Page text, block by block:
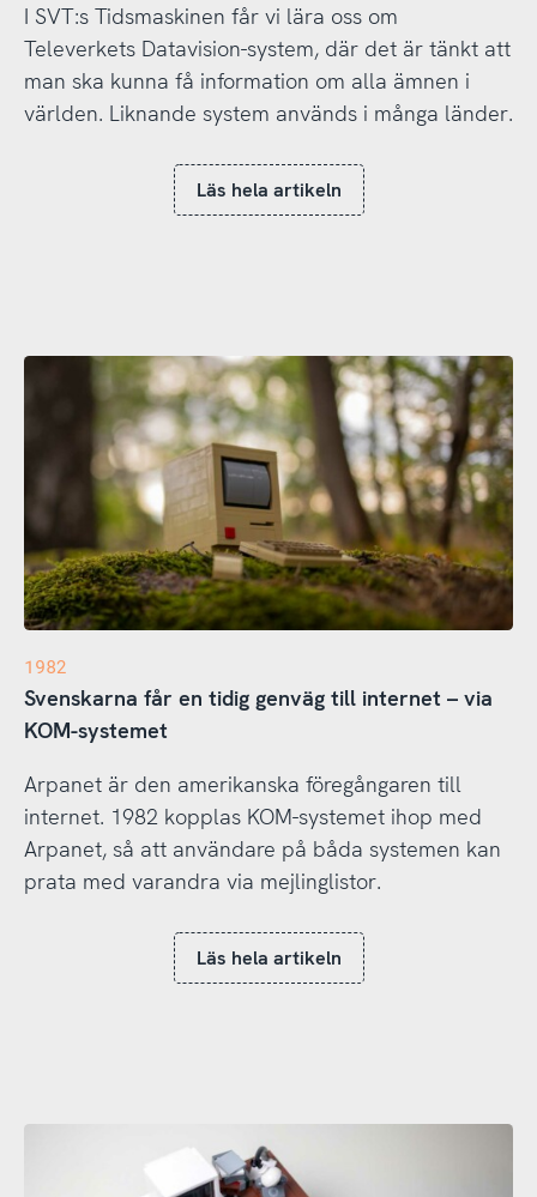
I SVT:s Tidsmaskinen får vi lära oss om
Televerkets Datavision-system, där det är tänkt att
man ska kunna få information om alla ämnen i
världen. Liknande system används i många länder.
Läs hela artikeln
1982
Svenskarna får en tidig genväg till internet – via
KOM-systemet
Arpanet är den amerikanska föregångaren till
internet. 1982 kopplas KOM-systemet ihop med
Arpanet, så att användare på båda systemen kan
prata med varandra via mejlinglistor.
Läs hela artikeln